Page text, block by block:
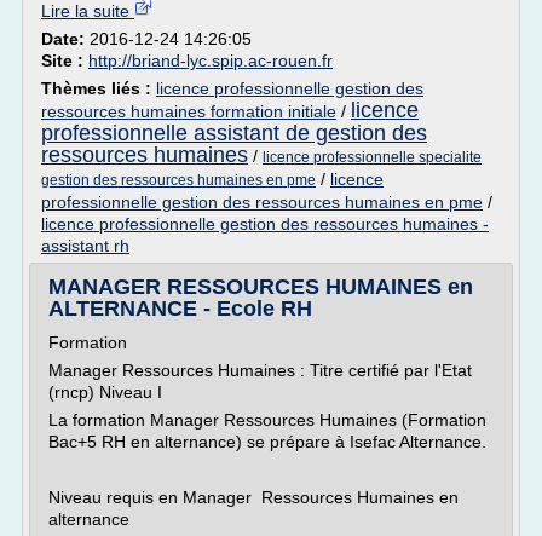
Lire la suite
Date: 2016-12-24 14:26:05
Site : http://briand-lyc.spip.ac-rouen.fr
Thèmes liés : licence professionnelle gestion des
ressources humaines formation initiale / licence
professionnelle assistant de gestion des
ressources humaines / licence professionnelle specialite
gestion des ressources humaines en pme / licence
professionnelle gestion des ressources humaines en pme /
licence professionnelle gestion des ressources humaines -
assistant rh
MANAGER RESSOURCES HUMAINES en
ALTERNANCE - Ecole RH
Formation
Manager Ressources Humaines : Titre certifié par l'Etat
(rncp) Niveau I
La formation Manager Ressources Humaines (Formation
Bac+5 RH en alternance) se prépare à Isefac Alternance.
Niveau requis en Manager Ressources Humaines en
alternance